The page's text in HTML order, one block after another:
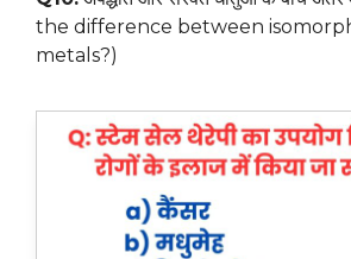
the difference between
metals?)